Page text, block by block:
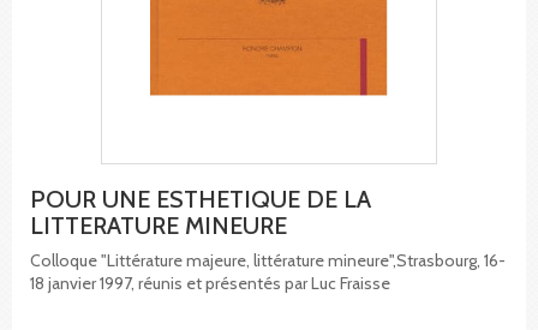
POUR UNE ESTHETIQUE DE LA
LITTERATURE MINEURE
Colloque "Littérature majeure, littérature mineure",Strasbourg, 16-
18 janvier 1997, réunis et présentés par Luc Fraisse